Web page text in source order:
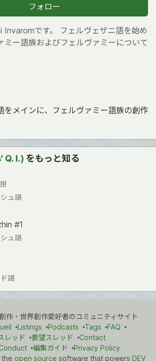
フォロー
Invaromです。 フェルヴェザニ語を始め
ミー語族およびフェルヴァミーについて
をメインに、フェルヴァミー語族の創作
Q. I.) をもっと知る
ュ語
#1
ュ語
語
作・世界創作愛好者のコミュニティサイト
Listings Podcasts Tags
FAQ
レッド
要望スレッド
Contact
編集ガイド
Privacy Policy
open source software that powers DEV